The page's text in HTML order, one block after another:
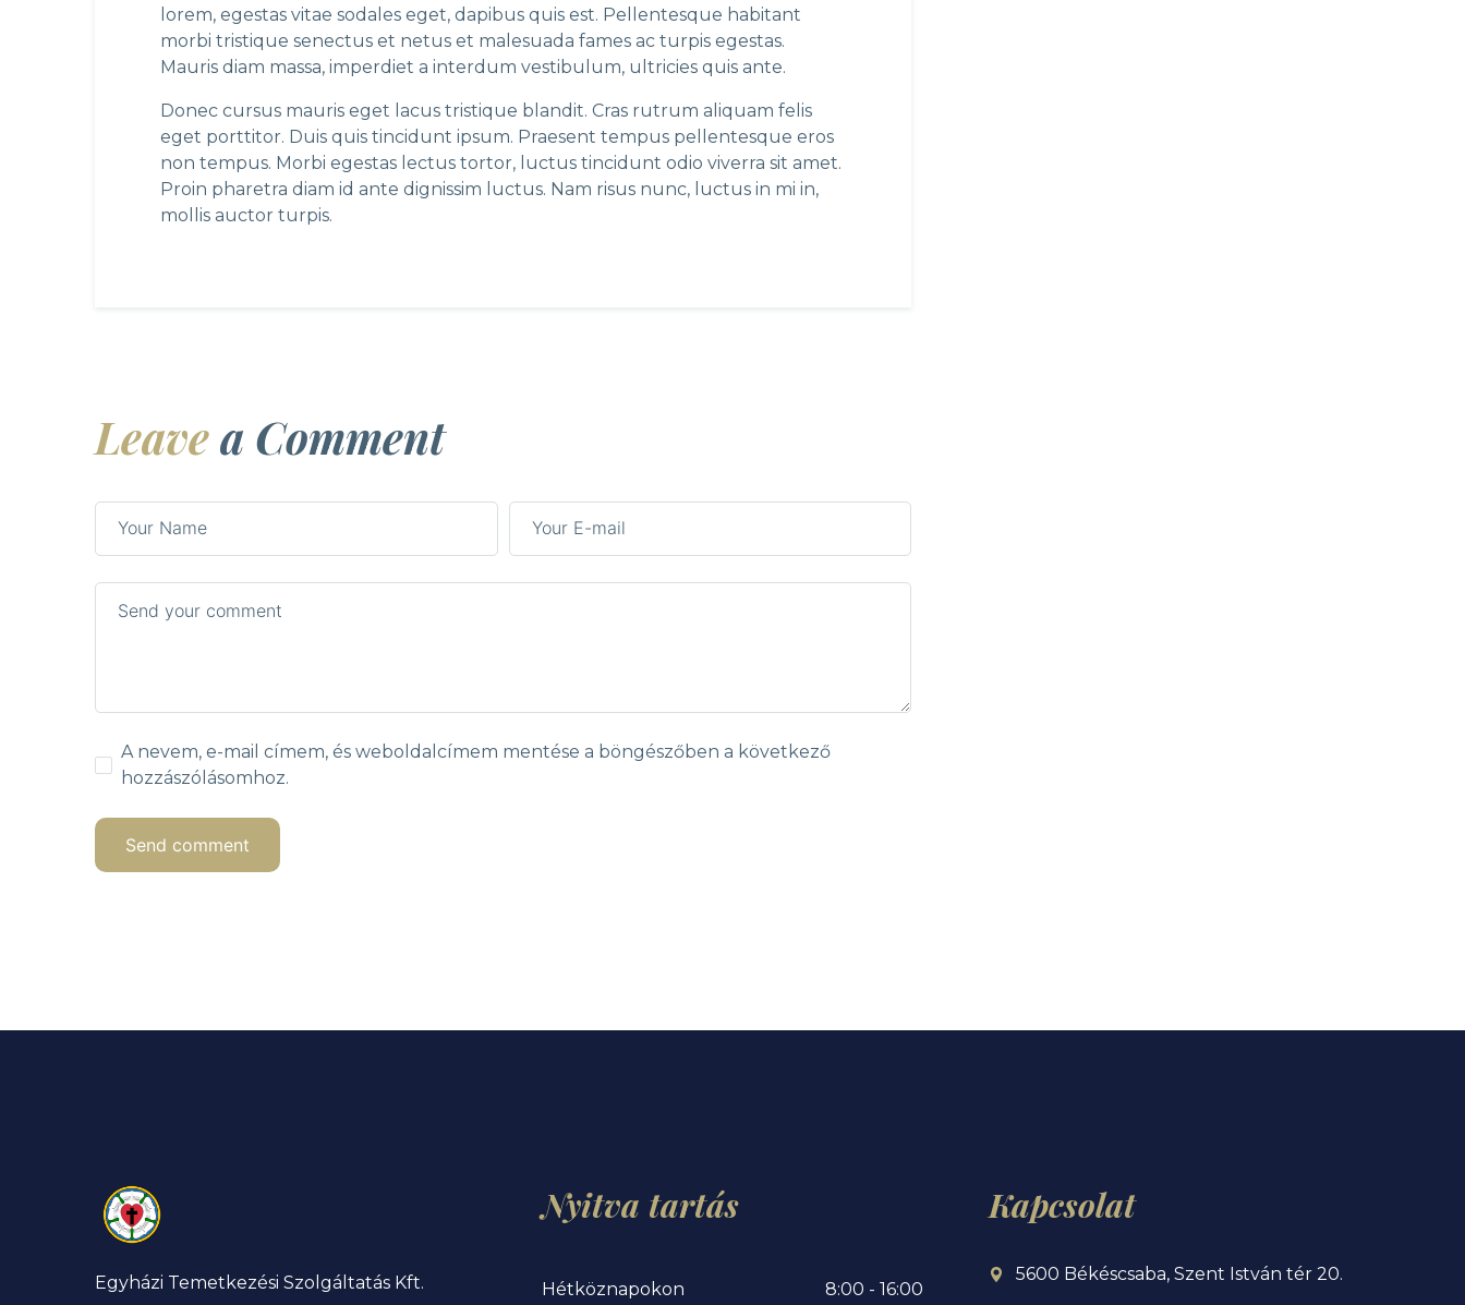
lorem, egestas vitae sodales eget, dapibus quis est. Pellentesque habitant
morbi tristique senectus et netus et malesuada fames ac turpis egestas.
Mauris diam massa, imperdiet a interdum vestibulum, ultricies quis ante.
Donec cursus mauris eget lacus tristique blandit. Cras rutrum aliquam felis
eget porttitor. Duis quis tincidunt ipsum. Praesent tempus pellentesque eros
non tempus. Morbi egestas lectus tortor, luctus tincidunt odio viverra sit amet.
Proin pharetra diam id ante dignissim luctus. Nam risus nunc, luctus in mi in,
mollis auctor turpis.
Leavea Comment
A nevem, e-mail címem, és weboldalcímem mentése a böngészőben a következő
hozzászólásomhoz.
Egyházi Temetkezési Szolgáltatás Kft.
Nyitva tartás
Hétköznapokon 8:00 - 16:00
Kapcsolat
5600 Békéscsaba, Szent István tér 20.